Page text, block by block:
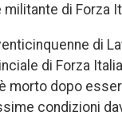
di Forza
di
di Forza
morto dopo
condizioni